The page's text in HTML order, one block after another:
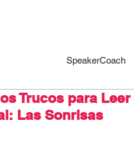
SpeakerCoach
Trucos para
Las Sonrisas